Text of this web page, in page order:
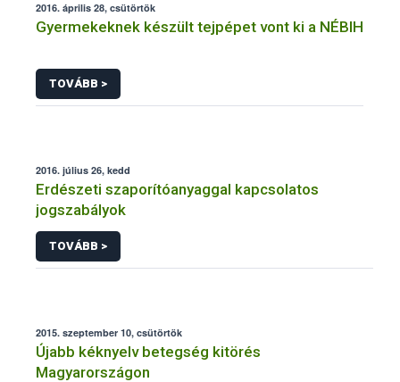
2016. április 28, csütörtök
Gyermekeknek készült tejpépet vont ki a NÉBIH
TOVÁBB >
2016. július 26, kedd
Erdészeti szaporítóanyaggal kapcsolatos
jogszabályok
TOVÁBB >
2015. szeptember 10, csütörtök
Újabb kéknyelv betegség kitörés
Magyarországon